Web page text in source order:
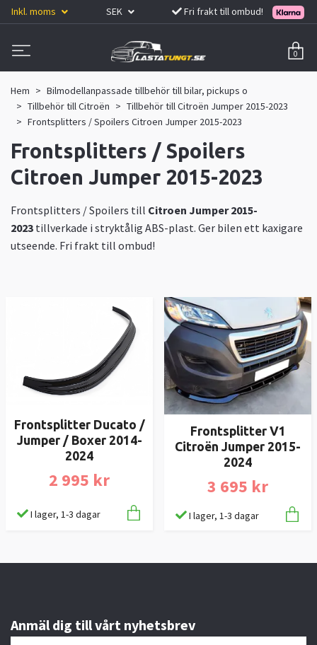
Inkl. moms SEK Fri frakt till ombud!
0
Hem
Bilmodellanpassade tillbehör till bilar, pickups o
Tillbehör till Citroën
Tillbehör till Citroën Jumper 2015-2023
Frontsplitters / Spoilers Citroen Jumper 2015-2023
Frontsplitters / Spoilers
Citroen Jumper 2015-2023
Frontsplitters / Spoilers till Citroen Jumper 2015-
2023 tillverkade i stryktålig ABS-plast. Ger bilen ett kaxigare
utseende. Fri frakt till ombud!
Frontsplitter Ducato /
Jumper / Boxer 2014-
2024
2 995 kr
I lager, 1-3 dagar
Frontsplitter V1
Citroën Jumper 2015-
2024
3 695 kr
I lager, 1-3 dagar
Anmäl dig till vårt nyhetsbrev